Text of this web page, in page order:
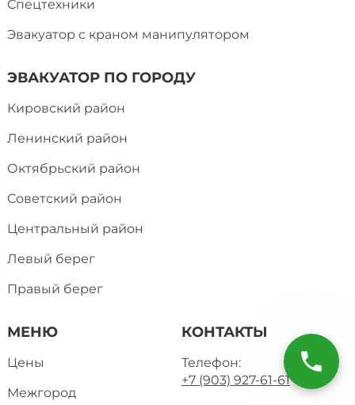
МЕНЮ
Цены
Межгород
Спецтехники
Эвакуатор с краном манипулятором
ЭВАКУАТОР ПО ГОРОДУ
Кировский район
Ленинский район
Октябрьский район
Советский район
Центральный район
Левый берег
Правый берег
КОНТАКТЫ
Телефон:
+7 (903) 927-61-61